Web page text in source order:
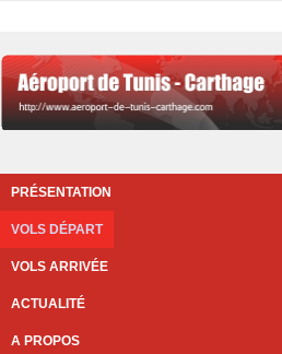
PRÉSENTATION
VOLS DÉPART
VOLS ARRIVÉE
ACTUALITÉ
A PROPOS